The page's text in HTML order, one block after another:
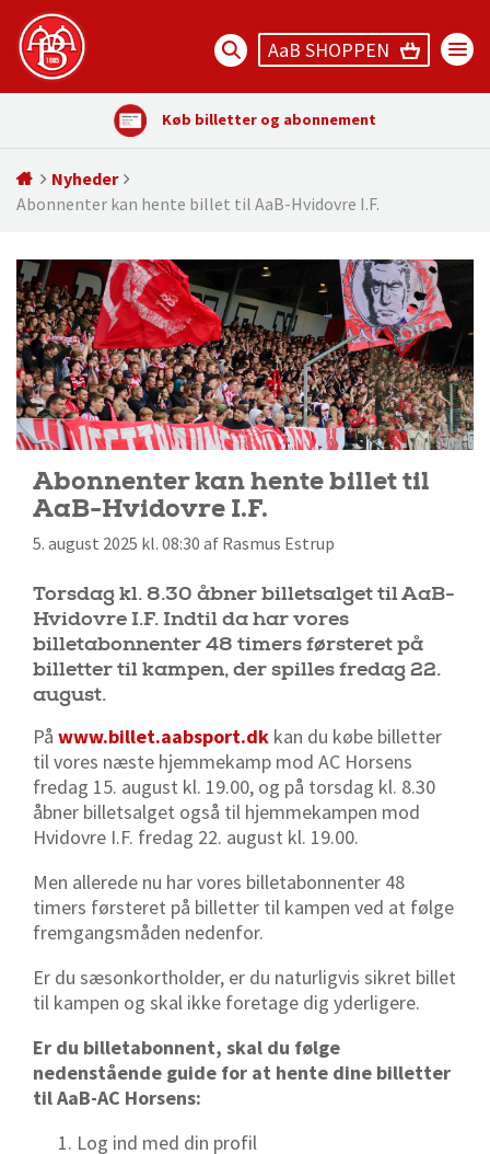
AaB SHOPPEN
Køb billetter og abonnement
Nyheder
Abonnenter kan hente billet til AaB-Hvidovre I.F.
Abonnenter kan hente billet til
AaB-Hvidovre I.F.
5. august 2025 kl. 08:30 af Rasmus Estrup
Torsdag kl. 8.30 åbner billetsalget til AaB-
Hvidovre I.F. Indtil da har vores
billetabonnenter 48 timers førsteret på
billetter til kampen, der spilles fredag 22.
august.
På www.billet.aabsport.dk kan du købe billetter
til vores næste hjemmekamp mod AC Horsens
fredag 15. august kl. 19.00, og på torsdag kl. 8.30
åbner billetsalget også til hjemmekampen mod
Hvidovre I.F. fredag 22. august kl. 19.00.
Men allerede nu har vores billetabonnenter 48
timers førsteret på billetter til kampen ved at følge
fremgangsmåden nedenfor.
Er du sæsonkortholder, er du naturligvis sikret billet
til kampen og skal ikke foretage dig yderligere.
Er du billetabonnent, skal du følge
nedenstående guide for at hente dine billetter
til AaB-AC Horsens:
Log ind med din profil